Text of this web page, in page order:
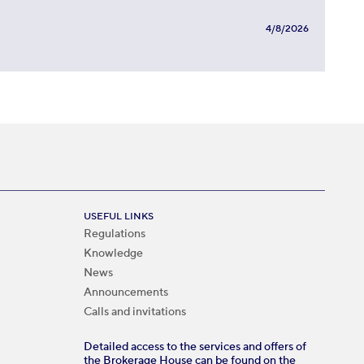
4/8/2026
USEFUL LINKS
Regulations
Knowledge
News
Announcements
Calls and invitations
Detailed access to the services and offers of
the Brokerage House can be found on the